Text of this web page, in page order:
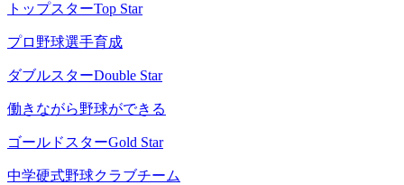
トップスターTop Star
プロ野球選手育成
ダブルスターDouble Star
働きながら野球ができる
ゴールドスターGold Star
中学硬式野球クラブチーム